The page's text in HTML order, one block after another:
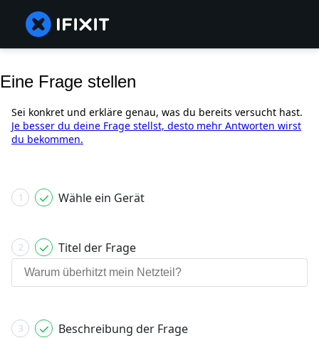
Eine Frage stellen
Sei konkret und erkläre genau, was du bereits versucht hast.
Je besser du deine Frage stellst, desto mehr Antworten wirst
du bekommen.
1 Wähle ein Gerät
2 Titel der Frage
3 Beschreibung der Frage